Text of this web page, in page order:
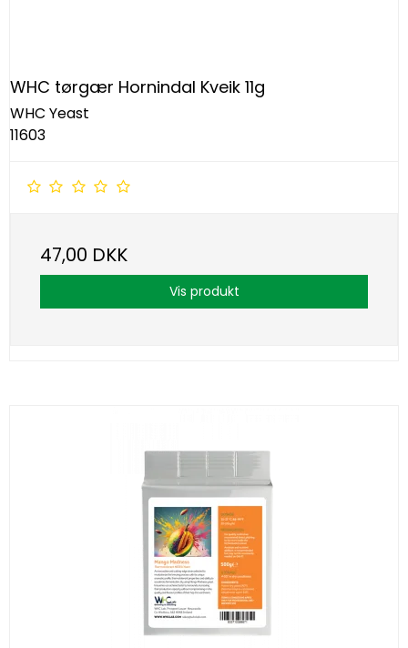
WHC tørgær Hornindal Kveik 11g
WHC Yeast
11603
47,00 DKK
Vis produkt